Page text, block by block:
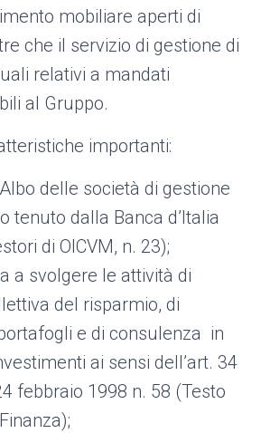
mobiliare aperti di
che il servizio di gestione di
relativi a mandati
al Gruppo.
importanti:
delle società di gestione
tenuto dalla Banca d’Italia
di OICVM, n. 23);
a svolgere le attività di
del risparmio, di
e di consulenza in
ai sensi dell’art. 34
febbraio 1998 n. 58 (Testo